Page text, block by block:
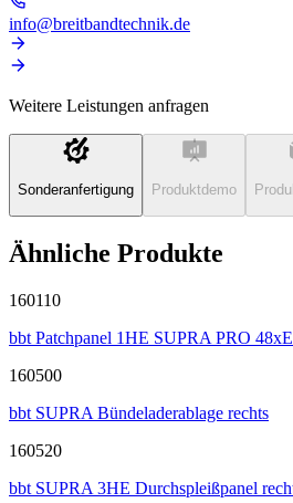
info@breitbandtechnik.de
Weitere Leistungen anfragen
Sonderanfertigung Produktdemo
Ähnliche Produkte
160110
bbt Patchpanel 1HE SUPRA PRO
160500
bbt SUPRA Bündeladerablage rechts
160520
bbt SUPRA 3HE Durchspleißpanel